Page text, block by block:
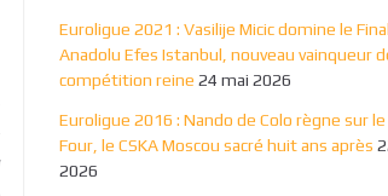
Euroligue 2021 : Vasilije Micic domine le
Anadolu Efes Istanbul, nouveau vainqueur
compétition reine 24 mai 2026
Euroligue 2016 : Nando de Colo règne sur le
Four, le CSKA Moscou sacré huit ans après
2026